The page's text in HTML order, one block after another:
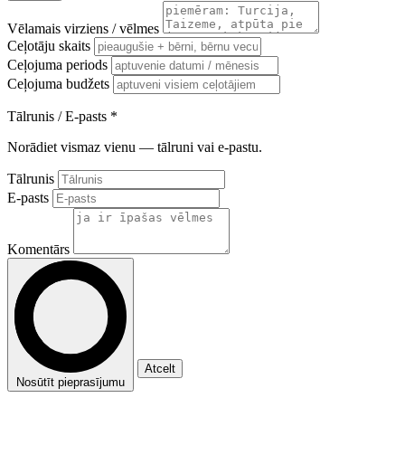
Vēlamais virziens / vēlmes
Ceļotāju skaits
Ceļojuma periods
Ceļojuma budžets
Tālrunis / E-pasts *
Norādiet vismaz vienu — tālruni vai e-pastu.
Tālrunis
E-pasts
Komentārs
Nosūtīt pieprasījumu
Atcelt